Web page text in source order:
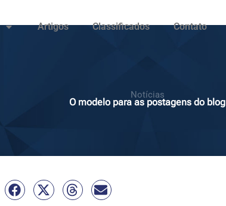
Artigos Classificados Contato
Notícias
O modelo para as postagens do blog